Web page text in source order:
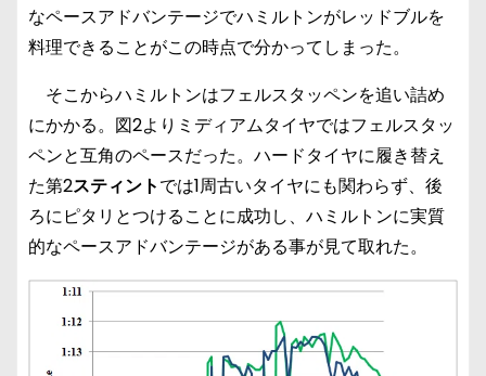
なペースアドバンテージでハミルトンがレッドブルを
料理できることがこの時点で分かってしまった。
そこからハミルトンはフェルスタッペンを追い詰め
にかかる。図2よりミディアムタイヤではフェルスタッ
ペンと互角のペースだった。ハードタイヤに履き替え
た第2スティントでは1周古いタイヤにも関わらず、後
ろにピタリとつけることに成功し、ハミルトンに実質
的なペースアドバンテージがある事が見て取れた。